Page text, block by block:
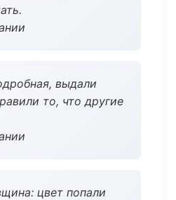
выдали
то, что другие
цвет попали